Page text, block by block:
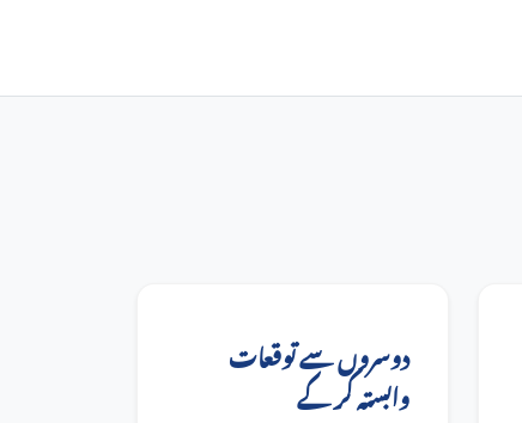
دوسروں سے توقعات
وابستہ کر کے